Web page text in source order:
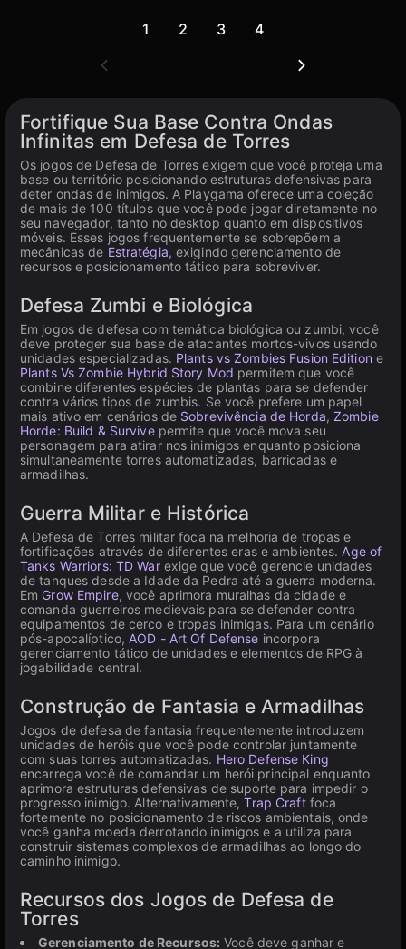
1 2 3 4
Fortifique Sua Base Contra Ondas
Infinitas em Defesa de Torres
Os jogos de Defesa de Torres exigem que você proteja uma
base ou território posicionando estruturas defensivas para
deter ondas de inimigos. A Playgama oferece uma coleção
de mais de 100 títulos que você pode jogar diretamente no
seu navegador, tanto no desktop quanto em dispositivos
móveis. Esses jogos frequentemente se sobrepõem a
mecânicas de Estratégia, exigindo gerenciamento de
recursos e posicionamento tático para sobreviver.
Defesa Zumbi e Biológica
Em jogos de defesa com temática biológica ou zumbi, você
deve proteger sua base de atacantes mortos-vivos usando
unidades especializadas. Plants vs Zombies Fusion Edition e
Plants Vs Zombie Hybrid Story Mod permitem que você
combine diferentes espécies de plantas para se defender
contra vários tipos de zumbis. Se você prefere um papel
mais ativo em cenários de Sobrevivência de Horda,Zombie
Horde: Build & Survivepermite que você mova seu
personagem para atirar nos inimigos enquanto posiciona
simultaneamente torres automatizadas, barricadas e
armadilhas.
Guerra Militar e Histórica
A Defesa de Torres militar foca na melhoria de tropas e
fortificações através de diferentes eras e ambientes.Age of
Tanks Warriors: TD Warexige que você gerencie unidades
de tanques desde a Idade da Pedra até a guerra moderna.
Em Grow Empire, você aprimora muralhas da cidade e
comanda guerreiros medievais para se defender contra
equipamentos de cerco e tropas inimigas. Para um cenário
pós-apocalíptico,AOD - Art Of Defense incorpora
gerenciamento tático de unidades e elementos de RPG à
jogabilidade central.
Construção de Fantasia e Armadilhas
Jogos de defesa de fantasia frequentemente introduzem
unidades de heróis que você pode controlar juntamente
com suas torres automatizadas. Hero Defense King
encarrega você de comandar um herói principal enquanto
aprimora estruturas defensivas de suporte para impedir o
progresso inimigo. Alternativamente,Trap Craftfoca
fortemente no posicionamento de riscos ambientais, onde
você ganha moeda derrotando inimigos e a utiliza para
construir sistemas complexos de armadilhas ao longo do
caminho inimigo.
Recursos dos Jogos de Defesa de
Torres
Gerenciamento de Recursos: Você deve ganhar e